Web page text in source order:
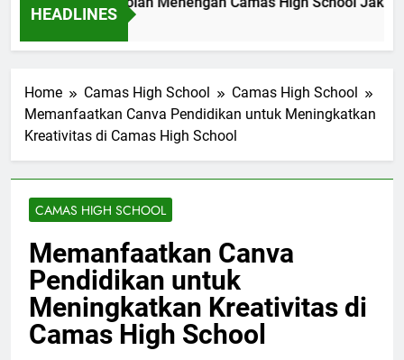
HEADLINES
Ago
Home Camas High School
Camas High School
Memanfaatkan Canva Pendidikan untuk Meningkatkan
Kreativitas di Camas High School
CAMAS HIGH SCHOOL
Memanfaatkan Canva
Pendidikan untuk
Meningkatkan Kreativitas di
Camas High School